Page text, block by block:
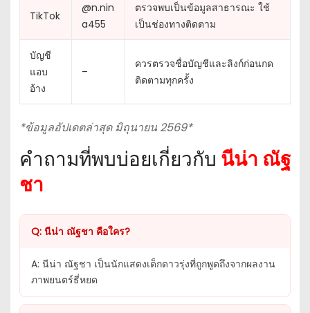
TikTok
@n.nin
a455
ตรวจพบเป็นข้อมูลสาธารณะ ใช้
เป็นช่องทางติดตาม
บัญชี
แอบ
อ้าง
–
ควรตรวจชื่อบัญชีและลิงก์ก่อนกด
ติดตามทุกครั้ง
*ข้อมูลอัปเดตล่าสุด มิถุนายน 2569*
คำถามที่พบบ่อยเกี่ยวกับ นีน่า ณัฐ
ชา
Q: นีน่า ณัฐชา คือใคร?
A: นีน่า ณัฐชา เป็นนักแสดงเด็กดาวรุ่งที่ถูกพูดถึงจากผลงาน
ภาพยนตร์ธี่หยด